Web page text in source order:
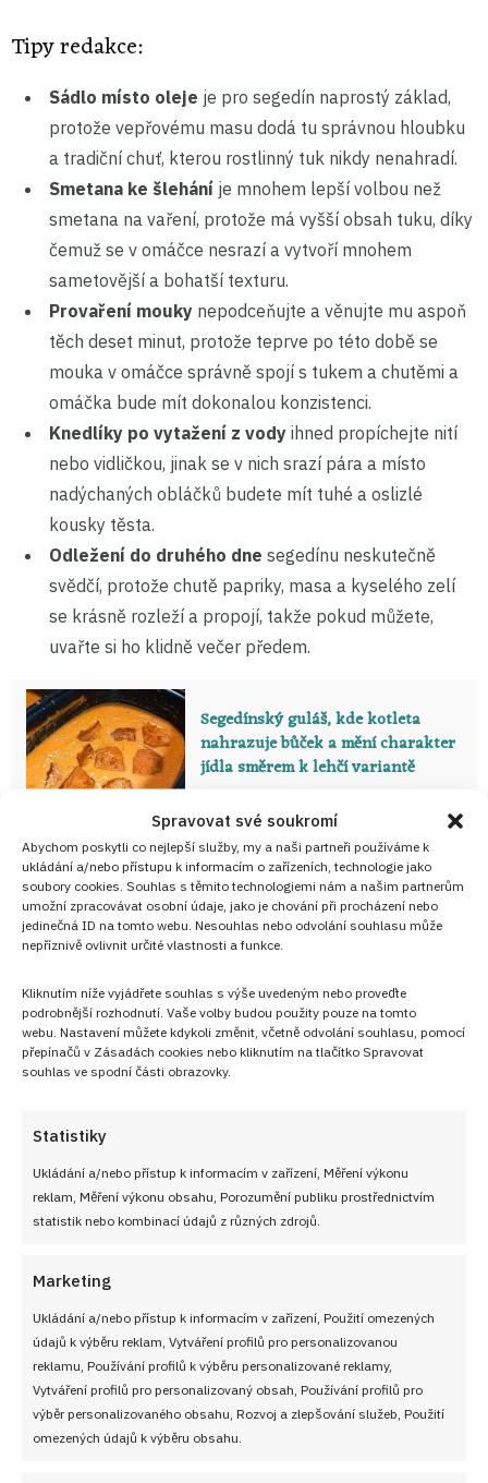
Spravovat své soukromí
Abychom poskytli co nejlepší služby, my a naši partneři používáme k
ukládání a/nebo přístupu k informacím o zařízeních, technologie jako
soubory cookies. Souhlas s těmito technologiemi nám a našim partnerům
umožní zpracovávat osobní údaje, jako je chování při procházení nebo
jedinečná ID na tomto webu. Nesouhlas nebo odvolání souhlasu může
nepříznivě ovlivnit určité vlastnosti a funkce.
Kliknutím níže vyjádřete souhlas s výše uvedeným nebo proveďte
podrobnější rozhodnutí. Vaše volby budou použity pouze na tomto
webu. Nastavení můžete kdykoli změnit, včetně odvolání souhlasu, pomocí
přepínačů v Zásadách cookies nebo kliknutím na tlačítko Spravovat
souhlas ve spodní části obrazovky.
Statistiky
Ukládání a/nebo přístup k informacím v zařízení, Měření výkonu
reklam, Měření výkonu obsahu, Porozumění publiku prostřednictvím
statistik nebo kombinací údajů z různých zdrojů.
Marketing
Ukládání a/nebo přístup k informacím v zařízení, Použití omezených
údajů k výběru reklam, Vytváření profilů pro personalizovanou
reklamu, Používání profilů k výběru personalizované reklamy,
Vytváření profilů pro personalizovaný obsah, Používání profilů pro
výběr personalizovaného obsahu, Rozvoj a zlepšování služeb, Použití
omezených údajů k výběru obsahu.
Tipy redakce:
Sádlo místo oleje je pro segedín naprostý základ,
protože vepřovému masu dodá tu správnou hloubku
a tradiční chuť, kterou rostlinný tuk nikdy nenahradí.
Smetana ke šlehání je mnohem lepší volbou než
smetana na vaření, protože má vyšší obsah tuku, díky
čemuž se v omáčce nesrazí a vytvoří mnohem
sametovější a bohatší texturu.
Provaření mouky nepodceňujte a věnujte mu aspoň
těch deset minut, protože teprve po této době se
mouka v omáčce správně spojí s tukem a chutěmi a
omáčka bude mít dokonalou konzistenci.
Knedlíky po vytažení z vody ihned propíchejte nití
nebo vidličkou, jinak se v nich srazí pára a místo
nadýchaných obláčků budete mít tuhé a oslizlé
kousky těsta.
Odležení do druhého dne segedínu neskutečně
svědčí, protože chutě papriky, masa a kyselého zelí
se krásně rozleží a propojí, takže pokud můžete,
uvařte si ho klidně večer předem.
Segedínský guláš, kde kotleta
nahrazuje bůček a mění charakter
jídla směrem k lehčí variantě
Pravý segedínský guláš: Kombinace
masa, zelí a smetany podle
maďarského receptu
Nejlepší recepty z kuchyně
Přidejte se doVIP skupinyNejlepší recepty z